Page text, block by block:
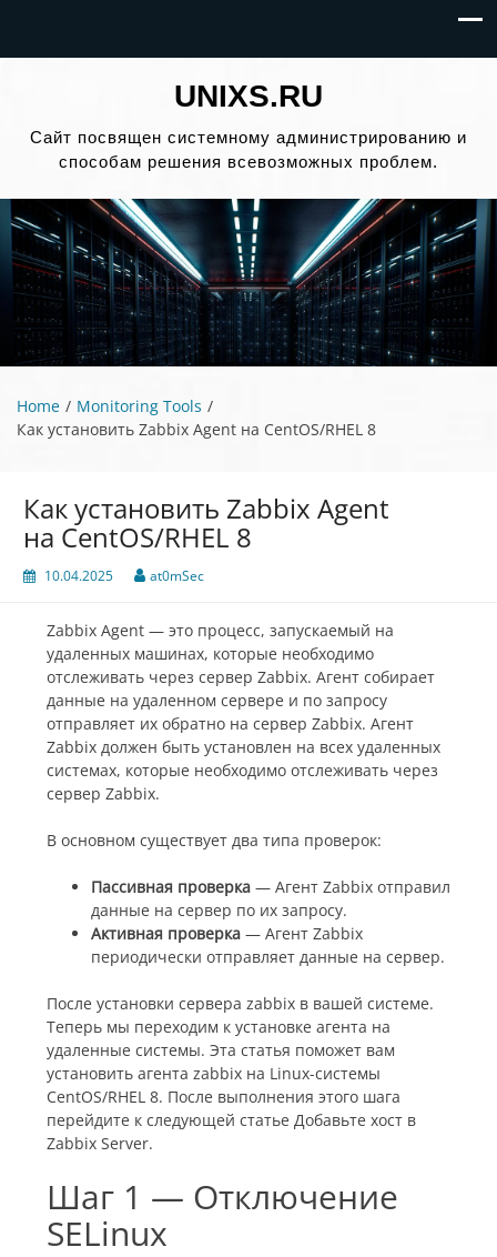
UNIXS.RU
Сайт посвящен системному администрированию и
способам решения всевозможных проблем.
Home
Monitoring Tools
Как установить Zabbix Agent на CentOS/RHEL 8
Как установить Zabbix Agent
на CentOS/RHEL 8
10.04.2025 at0mSec
Zabbix Agent — это процесс, запускаемый на
удаленных машинах, которые необходимо
отслеживать через сервер Zabbix. Агент собирает
данные на удаленном сервере и по запросу
отправляет их обратно на сервер Zabbix. Агент
Zabbix должен быть установлен на всех удаленных
системах, которые необходимо отслеживать через
сервер Zabbix.
В основном существует два типа проверок:
Пассивная проверка — Агент Zabbix отправил
данные на сервер по их запросу.
Активная проверка — Агент Zabbix
периодически отправляет данные на сервер.
После установки сервера zabbix в вашей системе.
Теперь мы переходим к установке агента на
удаленные системы. Эта статья поможет вам
установить агента zabbix на Linux-системы
CentOS/RHEL 8. После выполнения этого шага
перейдите к следующей статье Добавьте хост в
Zabbix Server.
Шаг 1 — Отключение
SELinux